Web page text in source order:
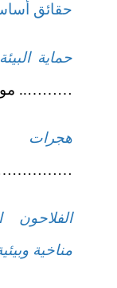
حقائق
حماية
………..
هجرات
الفلاحون
مناخية